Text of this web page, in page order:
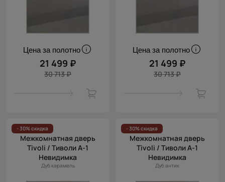
Цена за полотно
21 499 ₽
30 713 ₽
Цена за полотно
21 499 ₽
30 713 ₽
- 30% скидка
Межкомнатная дверь
Tivoli / Тиволи А-1
Невидимка
Дуб карамель
- 30% скидка
Межкомнатная дверь
Tivoli / Тиволи А-1
Невидимка
Дуб антик